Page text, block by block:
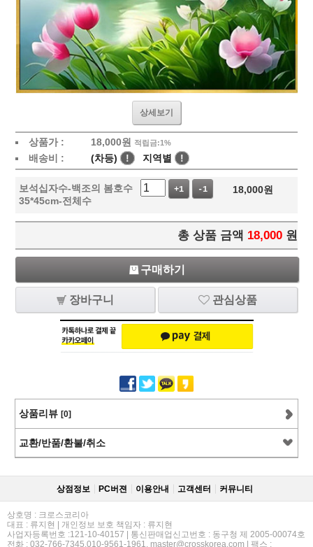
상세보기
상품가 : 18,000원 적립금:1%
배송비 : (차등) ! 지역별 !
보석십자수-백조의 봄호수
35*45cm-전체수
+1 -1 18,000원
총 상품 금액 18,000 원
구매하기
장바구니 관심상품
상품리뷰 [0]
교환/반품/환불/취소
상점정보 PC버젼 이용안내 고객센터 커뮤니티
상호명 : 크로스코리아
대표 : 류지현 | 개인정보 보호 책임자 : 류지현
사업자등록번호 :121-10-40157 | 통신판매업신고번호 : 동구청 제 2005-00074호
전화 : 032-766-7345,010-9561-1961, master@crosskorea.com | 팩스 :